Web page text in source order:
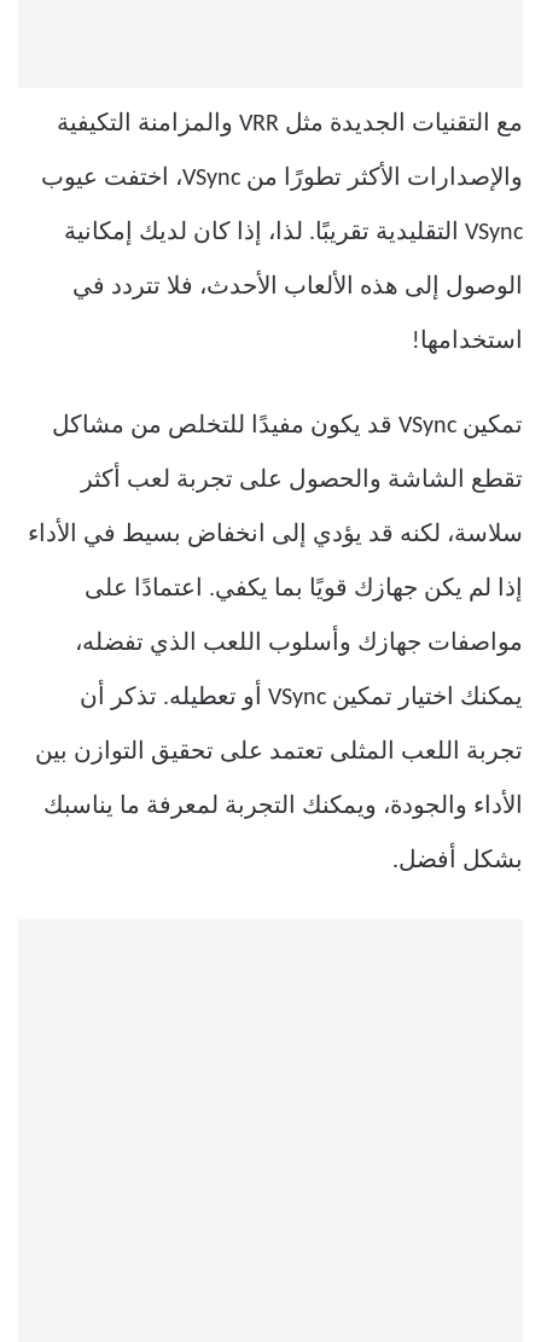
مع التقنيات الجديدة مثل VRR والمزامنة التكيفية
والإصدارات الأكثر تطورًا من VSync، اختفت عيوب
VSync التقليدية تقريبًا. لذا، إذا كان لديك إمكانية
الوصول إلى هذه الألعاب الأحدث، فلا تتردد في
استخدامها!
تمكين VSync قد يكون مفيدًا للتخلص من مشاكل
تقطع الشاشة والحصول على تجربة لعب أكثر
سلاسة، لكنه قد يؤدي إلى انخفاض بسيط في الأداء
إذا لم يكن جهازك قويًا بما يكفي. اعتمادًا على
مواصفات جهازك وأسلوب اللعب الذي تفضله،
يمكنك اختيار تمكين VSync أو تعطيله. تذكر أن
تجربة اللعب المثلى تعتمد على تحقيق التوازن بين
الأداء والجودة، ويمكنك التجربة لمعرفة ما يناسبك
بشكل أفضل.